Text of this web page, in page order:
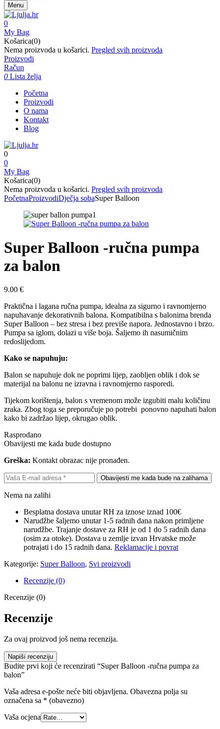
Menu
0
My Bag
Košarica(0)
Nema proizvoda u košarici. Pregled svih proizvoda
Proizvodi
Račun
0 Lista želja
Početna
Proizvodi
O nama
Kontakt
Blog
0
0
My Bag
Košarica(0)
Nema proizvoda u košarici. Pregled svih proizvoda
PočetnaProizvodiDječja sobaSuper Balloon
Super Balloon -ručna pumpa
za balon
9.00 €
Praktična i lagana ručna pumpa, idealna za sigurno i ravnomjerno
napuhavanje dekorativnih balona. Kompatibilna s balonima brenda
Super Balloon – bez stresa i bez previše napora. Jednostavno i brzo.
Pumpa sa iglom, dolazi u više boja. Šaljemo ih nasumičnim
redoslijedom.
Kako se napuhuju:
Balon se napuhuje dok ne poprimi lijep, zaobljen oblik i dok se
materijal na balonu ne izravna i ravnomjerno rasporedi.
Tijekom korištenja, balon s vremenom može izgubiti malu količinu
zraka. Zbog toga se preporučuje po potrebi ponovno napuhati balon
kako bi zadržao lijep, okrugao oblik.
Rasprodano
Obavijesti me kada bude dostupno
Greška: Kontakt obrazac nije pronađen.
Nema na zalihi
Besplatna dostava unutar RH za iznose iznad 100€
Narudžbe šaljemo unutar 1-5 radnih dana nakon primljene
narudžbe. Trajanje dostave za RH je od 1 do 5 radnih dana
(osim za otoke). Dostava u zemlje izvan Hrvatske može
potrajati i do 15 radnih dana. Reklamacije i povrat
Kategorije: Super Balloon, Svi proizvodi
Recenzije (0)
Recenzije (0)
Recenzije
Za ovaj proizvod još nema recenzija.
Napiši recenziju
Budite prvi koji će recenzirati “Super Balloon -ručna pumpa za
balon”
Vaša adresa e-pošte neće biti objavljena. Obavezna polja su
označena sa * (obavezno)
Vaša ocjena